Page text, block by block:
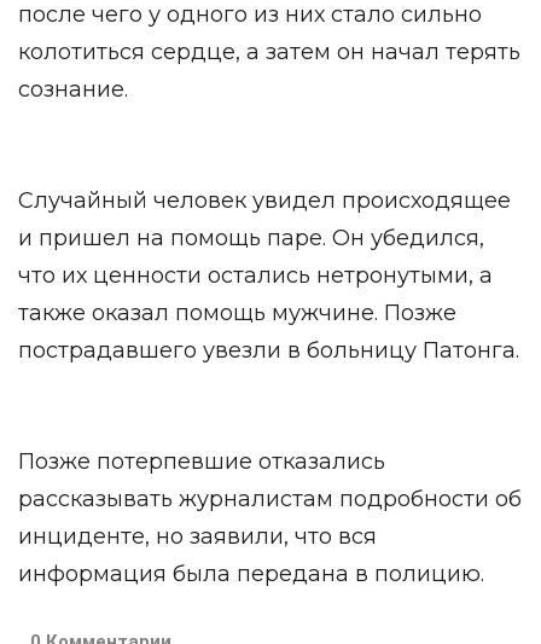
после чего у одного из них стало сильно
колотиться сердце, а затем он начал терять
сознание.
Случайный человек увидел происходящее
и пришел на помощь паре. Он убедился,
что их ценности остались нетронутыми, а
также оказал помощь мужчине. Позже
пострадавшего увезли в больницу Патонга.
Позже потерпевшие отказались
рассказывать журналистам подробности об
инциденте, но заявили, что вся
информация была передана в полицию.